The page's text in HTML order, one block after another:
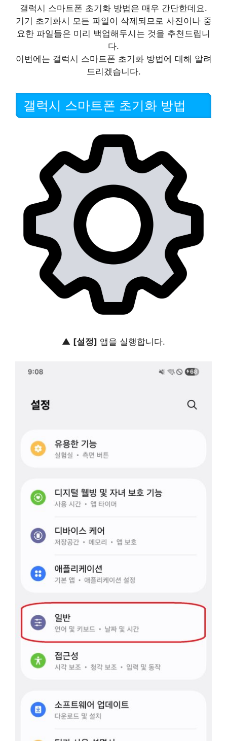
갤럭시 스마트폰 초기화 방법은 매우 간단한데요.
기기 초기화시 모든 파일이 삭제되므로 사진이나 중
요한 파일들은 미리 백업해두시는 것을 추천드립니
다.
이번에는 갤럭시 스마트폰 초기화 방법에 대해 알려
드리겠습니다.
갤럭시 스마트폰 초기화 방법
▲ [설정] 앱을 실행합니다.